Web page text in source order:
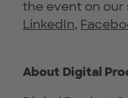
the event on our
LinkedIn,
About Digital